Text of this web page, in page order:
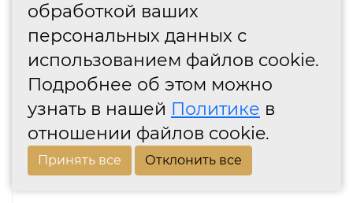
обработкой ваших
персональных данных с
использованием файлов cookie.
Подробнее об этом можно
узнать в нашей Политике в
отношении файлов cookie.
Принять все Отклонить все